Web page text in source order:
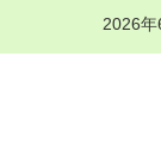
2026